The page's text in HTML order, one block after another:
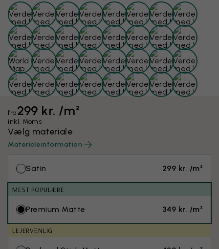
fra299 kr. /m²
inkl. Moms
Vælg materiale
Materialeinformation
Satin 299 kr. /m²
MEST POPULÆRE
Premium Matte 349 kr. /m²
LEJERVENLIG